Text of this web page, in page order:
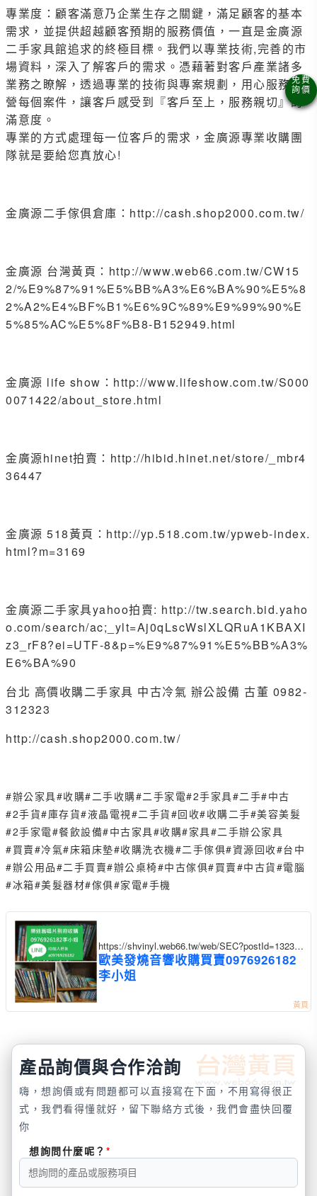
專業度：顧客滿意乃企業生存之關鍵，滿足顧客的基本
需求，並提供超越顧客預期的服務價值，一直是金廣源
二手家具館追求的終極目標。我們以專業技術,完善的市
場資料，深入了解客戶的需求。憑藉著對客戶產業諸多
業務之瞭解，透過專業的技術與專案規劃，用心服務經
營每個案件，讓客戶感受到『客戶至上，服務親切』的
滿意度。
專業的方式處理每一位客戶的需求，金廣源專業收購團
隊就是要給您真放心!
金廣源二手傢俱倉庫：http://cash.shop2000.com.tw/
金廣源 台灣黃頁：http://www.web66.com.tw/CW15
2/%E9%87%91%E5%BB%A3%E6%BA%90%E5%8
2%A2%E4%BF%B1%E6%9C%89%E9%99%90%E
5%85%AC%E5%8F%B8-B152949.html
金廣源 life show： http://www.lifeshow.com.tw/S000
0071422/about_store.html
金廣源hinet拍賣：http://hibid.hinet.net/store/_mbr4
36447
金廣源 518黃頁： http://yp.518.com.tw/ypweb-index.
html?m=3169
金廣源二手家具yahoo拍賣: http://tw.search.bid.yaho
o.com/search/ac;_ylt=Aj0qLscWslXLQRuA1KBAXI
z3_rF8?ei=UTF-8&p=%E9%87%91%E5%BB%A3%
E6%BA%90
台北 高價收購二手家具 中古冷氣 辦公設備 古董 0982-
312323
http://cash.shop2000.com.tw/
#辦公家具#收購#二手收購#二手家電#2手家具#二手#中古
#2手貨#庫存貨#液晶電視#二手貨#回收#收購二手#美容美髮
#2手家電#餐飲設備#中古家具#收購#家具#二手辦公家具
#買賣#冷氣#床箱床墊#收購洗衣機#二手傢俱#資源回收#台中
#辦公用品#二手買賣#辦公桌椅#中古傢俱#買賣#中古貨#電腦
#冰箱#美髮器材#傢俱#家電#手機
https://shvinyl.web66.tw/web/SEC?postId=13236
41
歐美發燒音響收購買賣0976926182
李小姐
產品詢價與合作洽詢
嗨，想詢價或有問題都可以直接寫在下面，不用寫得很正
式，我們看得懂就好，留下聯絡方式後，我們會盡快回覆
你
想詢問什麼呢？